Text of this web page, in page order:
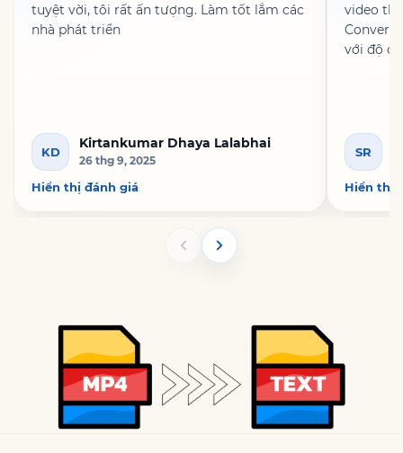
tuyệt vời, tôi rất ấn tượng. Làm tốt lắm các
nhà phát triển
KD
Kirtankumar Dhaya Lalabhai
26 thg 9, 2025
Hiển thị đánh giá
video
với độ
SR
Hiển thị